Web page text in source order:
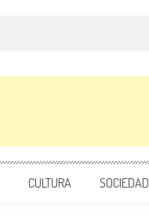
CULTURA SOCIEDAD